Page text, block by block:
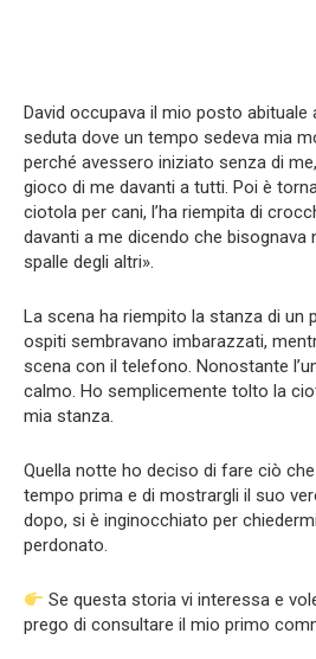
David occupava il mio posto abituale
seduta dove un tempo sedeva mia
perché avessero iniziato senza di
gioco di me davanti a tutti. Poi è
ciotola per cani, l’ha riempita di
davanti a me dicendo che bisognava
spalle degli altri».
La scena ha riempito la stanza di un
ospiti sembravano imbarazzati,
scena con il telefono. Nonostante
calmo. Ho semplicemente tolto la
mia stanza.
Quella notte ho deciso di fare ciò
tempo prima e di mostrargli il suo
dopo, si è inginocchiato per
perdonato.
Se questa storia vi interessa e
prego di consultare il mio primo